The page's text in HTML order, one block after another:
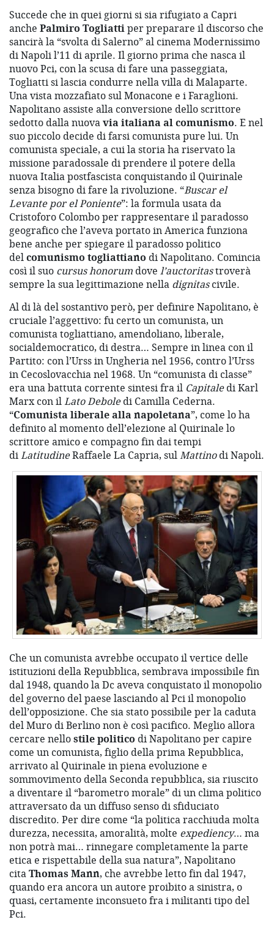
Succede che in quei giorni si sia rifugiato a Capri
anche Palmiro Togliattiper preparare il discorso che
sancirà la “svolta di Salerno” al cinema Modernissimo
di Napoli l’11 di aprile. Il giorno prima che nasca il
nuovo Pci, con la scusa di fare una passeggiata,
Togliatti si lascia condurre nella villa di Malaparte.
Una vista mozzafiato sul Monacone e i Faraglioni.
Napolitano assiste alla conversione dello scrittore
sedotto dalla nuovavia italiana al comunismo. E nel
suo piccolo decide di farsi comunista pure lui. Un
comunista speciale, a cui la storia ha riservato la
missione paradossale di prendere il potere della
nuova Italia postfascista conquistando il Quirinale
senza bisogno di fare la rivoluzione. “Buscar el
Levante por el Poniente”: la formula usata da
Cristoforo Colombo per rappresentare il paradosso
geografico che l’aveva portato in America funziona
bene anche per spiegare il paradosso politico
delcomunismo togliattiano di Napolitano. Comincia
così il suo cursus honorum dove l’auctoritastroverà
sempre la sua legittimazione nella dignitascivile.
Al di là del sostantivo però, per definire Napolitano, è
cruciale l’aggettivo: fu certo un comunista, un
comunista togliattiano, amendoliano, liberale,
socialdemocratico, di destra… Sempre in linea con il
Partito: con l’Urss in Ungheria nel 1956, contro l’Urss
in Cecoslovacchia nel 1968. Un “comunista di classe”
era una battuta corrente sintesi fra il Capitaledi Karl
Marx con ilLato Deboledi Camilla Cederna.
“Comunista liberale alla napoletana”, come lo ha
definito al momento dell’elezione al Quirinale lo
scrittore amico e compagno fin dai tempi
diLatitudineRaffaele La Capria, sulMattinodi Napoli.
Che un comunista avrebbe occupato il vertice delle
istituzioni della Repubblica, sembrava impossibile fin
dal 1948, quando la Dc aveva conquistato il monopolio
del governo del paese lasciando al Pci il monopolio
dell’opposizione. Che sia stato possibile per la caduta
del Muro di Berlino non è così pacifico. Meglio allora
cercare nellostile politico di Napolitano per capire
come un comunista, figlio della prima Repubblica,
arrivato al Quirinale in piena evoluzione e
sommovimento della Seconda repubblica, sia riuscito
a diventare il “barometro morale” di un clima politico
attraversato da un diffuso senso di sfiduciato
discredito. Per dire come “la politica racchiuda molta
durezza, necessita, amoralità, molte expediency… ma
non potrà mai… rinnegare completamente la parte
etica e rispettabile della sua natura”, Napolitano
citaThomas Mann, che avrebbe letto fin dal 1947,
quando era ancora un autore proibito a sinistra, o
quasi, certamente inconsueto fra i militanti tipo del
Pci.